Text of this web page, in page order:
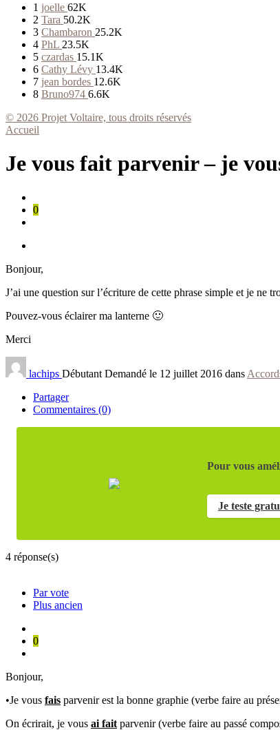
1 joelle 62K
2 Tara 50.2K
3 Chambaron 25.2K
4 PhL 23.5K
5 czardas 15.1K
6 Cathy Lévy 13.4K
7 jean bordes 12.6K
8 Bruno974 6.6K
© 2026 Projet Voltaire, tous droits réservés
Accueil
Je vous fait parvenir – je
0
Bonjour,
J’ai une question sur l’écriture de cette phrase simple et je ne
Pouvez-vous éclairer ma lanterne 🙂
Merci
lachips Débutant Demandé le 12 juillet 2016 dans
Partager
Commentaires (0)
Pour vous
Je teste
4 réponse(s)
Par vote
Plus ancien
0
Bonjour,
•Je vous fais parvenir est la bonne graphie (verbe faire au
On écrirait, je vous ai fait parvenir (verbe faire au passé